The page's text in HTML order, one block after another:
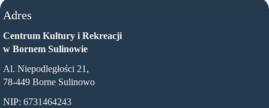
Adres
Centrum Kultury i Rekreacji
w Bornem Sulinowie
Al. Niepodległości 21,
78-449 Borne Sulinowo
NIP: 6731464243